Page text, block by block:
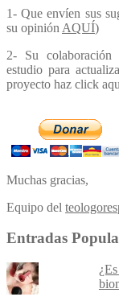
1- Que envíen sus
su opinión AQUÍ)
2- Su colaboración
estudio para
proyecto haz click
Muchas gracias,
Equipo del
Entradas